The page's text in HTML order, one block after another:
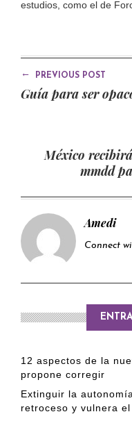
estudios, como el de
← PREVIOUS POST
Guía para ser
México
mmdd
Amedi
Connect
12 aspectos de la
propone corregir
Extinguir la
retroceso y vulnera